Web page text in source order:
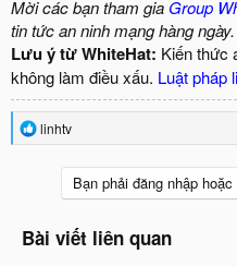
Mời các bạn tham gia Group
tin tức an ninh mạng hàng ngày.
Lưu ý từ WhiteHat: Kiến thức
không làm điều xấu. Luật pháp
R
e
o
n
linhtv
Bạn phải đăng nhập
Bài viết liên quan